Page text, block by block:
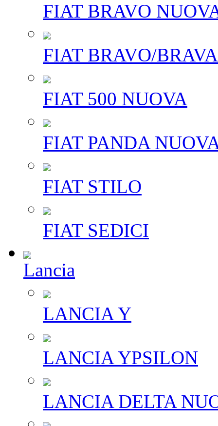
FIAT BRAVO
FIAT BRAVO/BRAVA
FIAT 500 NUOVA
FIAT PANDA
FIAT STILO
FIAT SEDICI
Lancia
LANCIA Y
LANCIA YPSILON
LANCIA DELTA